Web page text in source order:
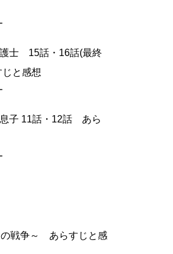
護士 15話・16話(最終
と感想
子 11話・12話 あら
の戦争～ あらすじと感